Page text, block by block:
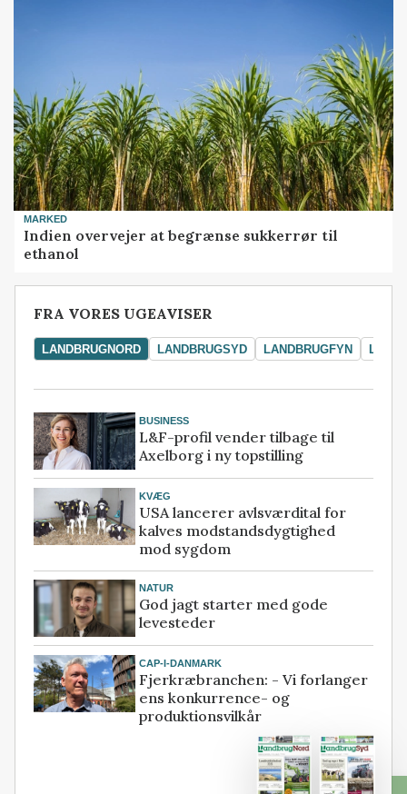
MARKED
Indien overvejer at begrænse sukkerrør til
ethanol
FRA VORES UGEAVISER
LANDBRUGNORD LANDBRUGSYD LANDBRUGFYN
BUSINESS
L&F-profil vender tilbage til
Axelborg i ny topstilling
KVÆG
USA lancerer avlsværdital for
kalves modstandsdygtighed
mod sygdom
NATUR
God jagt starter med gode
levesteder
CAP-I-DANMARK
Fjerkræbranchen: - Vi forlanger
ens konkurrence- og
produktionsvilkår